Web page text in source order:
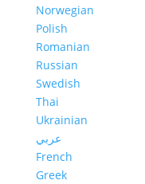
Norwegian
Polish
Romanian
Russian
Swedish
Thai
Ukrainian
عربي
French
Greek